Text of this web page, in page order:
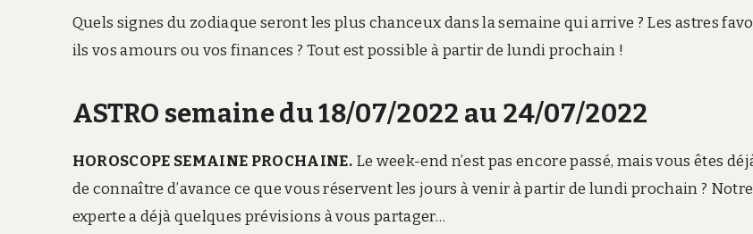
Quels signes du zodiaque seront les plus chanceux dans la semaine qui arrive ? Les astres
ils vos amours ou vos finances ? Tout est possible à partir de lundi prochain !
ASTRO semaine du 18/07/2022 au 24/07/2022
HOROSCOPE SEMAINE PROCHAINE. Le week-end n’est pas encore passé, mais vous êtes
de connaître d’avance ce que vous réservent les jours à venir à partir de lundi prochain ?
experte a déjà quelques prévisions à vous partager…